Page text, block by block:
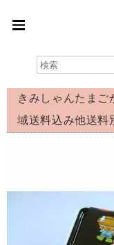
きみしゃんたま
域送料込み他送料